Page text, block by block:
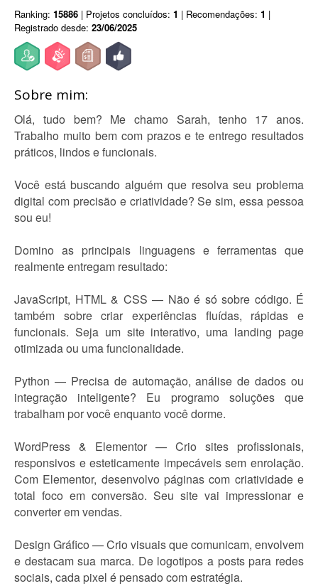
Ranking: 15886 | Projetos concluídos: 1 | Recomendações: 1 |
Registrado desde: 23/06/2025
Sobre mim:
Olá, tudo bem? Me chamo Sarah, tenho 17 anos.
Trabalho muito bem com prazos e te entrego resultados
práticos, lindos e funcionais.
Você está buscando alguém que resolva seu problema
digital com precisão e criatividade? Se sim, essa pessoa
sou eu!
Domino as principais linguagens e ferramentas que
realmente entregam resultado:
JavaScript, HTML & CSS — Não é só sobre código. É
também sobre criar experiências fluídas, rápidas e
funcionais. Seja um site interativo, uma landing page
otimizada ou uma funcionalidade.
Python — Precisa de automação, análise de dados ou
integração inteligente? Eu programo soluções que
trabalham por você enquanto você dorme.
WordPress & Elementor — Crio sites profissionais,
responsivos e esteticamente impecáveis sem enrolação.
Com Elementor, desenvolvo páginas com criatividade e
total foco em conversão. Seu site vai impressionar e
converter em vendas.
Design Gráfico — Crio visuais que comunicam, envolvem
e destacam sua marca. De logotipos a posts para redes
sociais, cada pixel é pensado com estratégia.